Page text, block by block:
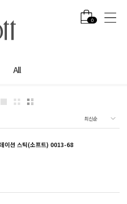
0
All
이션 스틱(소프트) 0013-68